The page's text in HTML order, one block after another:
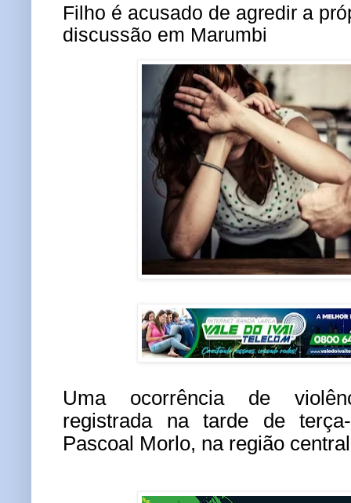
Filho é acusado de agredir a
discussão em Marumbi
Uma ocorrência de
registrada na tarde de
Pascoal Morlo, na região